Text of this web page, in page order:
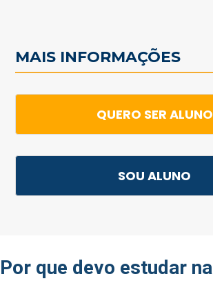
MAIS INFORMAÇÕES
QUERO SER ALUNO
SOU ALUNO
Por que devo estudar na